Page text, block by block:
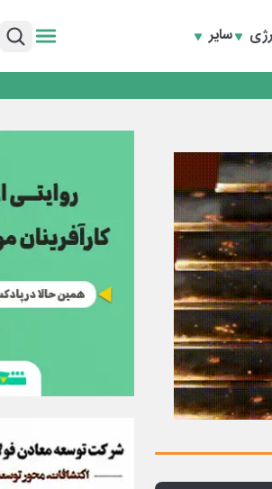
سایر